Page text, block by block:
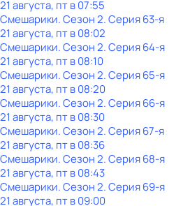
21 августа, пт в 07:55
Смешарики. Сезон 2. Серия 63-я
21 августа, пт в 08:02
Смешарики. Сезон 2. Серия 64-я
21 августа, пт в 08:10
Смешарики. Сезон 2. Серия 65-я
21 августа, пт в 08:20
Смешарики. Сезон 2. Серия 66-я
21 августа, пт в 08:30
Смешарики. Сезон 2. Серия 67-я
21 августа, пт в 08:36
Смешарики. Сезон 2. Серия 68-я
21 августа, пт в 08:43
Смешарики. Сезон 2. Серия 69-я
21 августа, пт в 09:00